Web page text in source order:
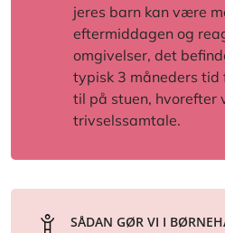
jeres barn kan være
eftermiddagen og
omgivelser, det
typisk 3 måneders
til på stuen, hvorefter
trivselssamtale.
SÅDAN GØR VI I